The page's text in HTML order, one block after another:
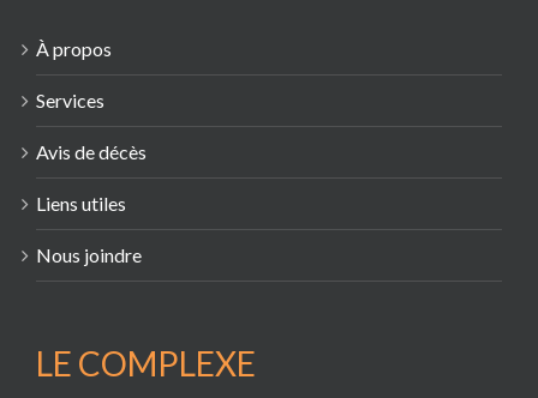
À propos
Services
Avis de décès
Liens utiles
Nous joindre
LE COMPLEXE